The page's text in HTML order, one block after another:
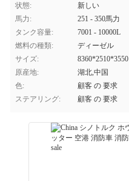
状態:
新しい
馬力:
251 - 350馬力
タンク容量:
7001 - 10000L
燃料の種類:
ディーゼル
サイズ:
8360*2510*3550
原産地:
湖北,中国
色:
顧客 の 要求
ステアリング:
顧客 の 要求